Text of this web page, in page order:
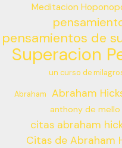
Meditacion
pensamientos de
Superacion
un curso de
Abraham Abraham
anthony de mello
citas abraham
Citas de Abraham